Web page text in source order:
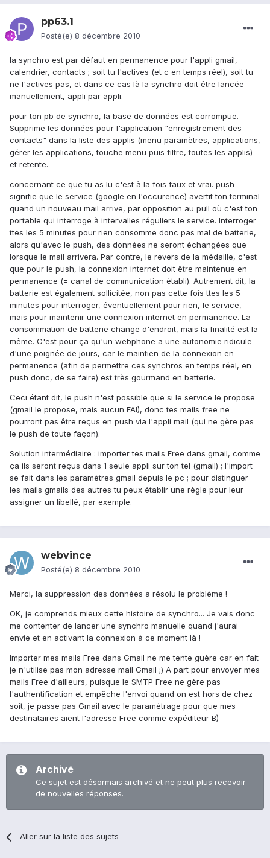
pp63.1
Posté(e) 8 décembre 2010
la synchro est par défaut en permanence pour l'appli gmail,
calendrier, contacts ; soit tu l'actives (et c en temps réel), soit tu
ne l'actives pas, et dans ce cas là la synchro doit être lancée
manuellement, appli par appli.
pour ton pb de synchro, la base de données est corrompue.
Supprime les données pour l'application "enregistrement des
contacts" dans la liste des applis (menu paramètres, applications,
gérer les applications, touche menu puis filtre, toutes les applis)
et retente.
concernant ce que tu as lu c'est à la fois faux et vrai. push
signifie que le service (google en l'occurence) avertit ton terminal
quand un nouveau mail arrive, par opposition au pull où c'est ton
portable qui interroge à intervalles réguliers le service. Interroger
ttes les 5 minutes pour rien consomme donc pas mal de batterie,
alors qu'avec le push, des données ne seront échangées que
lorsque le mail arrivera. Par contre, le revers de la médaille, c'est
que pour le push, la connexion internet doit être maintenue en
permanence (= canal de communication établi). Autrement dit, la
batterie est également sollicitée, non pas cette fois ttes les 5
minutes pour interroger, éventuellement pour rien, le service,
mais pour maintenir une connexion internet en permanence. La
consommation de batterie change d'endroit, mais la finalité est la
même. C'est pour ça qu'un webphone a une autonomie ridicule
d'une poignée de jours, car le maintien de la connexion en
permanence (afin de permettre ces synchros en temps réel, en
push donc, de se faire) est très gourmand en batterie.
Ceci étant dit, le push n'est possible que si le service le propose
(gmail le propose, mais aucun FAI), donc tes mails free ne
pourront pas être reçus en push via l'appli mail (qui ne gère pas
le push de toute façon).
Solution intermédiaire : importer tes mails Free dans gmail, comme
ça ils seront reçus dans 1 seule appli sur ton tel (gmail) ; l'import
se fait dans les paramètres gmail depuis le pc ; pour distinguer
les mails gmails des autres tu peux établir une règle pour leur
assigner un libellé, par exemple.
webvince
Posté(e) 8 décembre 2010
Merci, la suppression des données a résolu le problème !
OK, je comprends mieux cette histoire de synchro... Je vais donc
me contenter de lancer une synchro manuelle quand j'aurai
envie et en activant la connexion à ce moment là !
Importer mes mails Free dans Gmail ne me tente guère car en fait
je n'utilise pas mon adresse mail Gmail ;) A part pour envoyer mes
mails Free d'ailleurs, puisque le SMTP Free ne gère pas
l'authentification et empêche l'envoi quand on est hors de chez
soit, je passe pas Gmail avec le paramétrage pour que mes
destinataires aient l'adresse Free comme expéditeur B)
Archivé
Ce sujet est désormais archivé et ne peut plus recevoir
de nouvelles réponses.
Aller sur la liste des sujets